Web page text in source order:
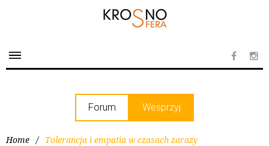
Forum Wesprzyj
Home / Tolerancja i empatia w czasach zarazy